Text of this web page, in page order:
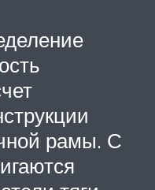
рамы. С